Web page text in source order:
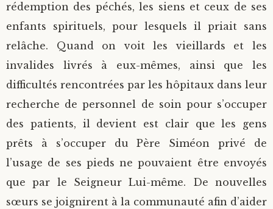
rédemption des péchés, les siens et ceux de ses
enfants spirituels, pour lesquels il priait sans
relâche. Quand on voit les vieillards et les
invalides livrés à eux-mêmes, ainsi que les
difficultés rencontrées par les hôpitaux dans leur
recherche de personnel de soin pour s’occuper
des patients, il devient est clair que les gens
prêts à s’occuper du Père Siméon privé de
l’usage de ses pieds ne pouvaient être envoyés
que par le Seigneur Lui-même. De nouvelles
sœurs se joignirent à la communauté afin d’aider